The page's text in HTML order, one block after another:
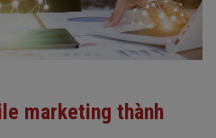
marketing thành